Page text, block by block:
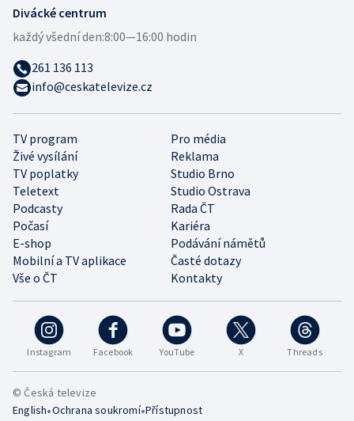
Instagram Facebook YouTube X Threads
TV program
Pro média
Živé vysílání
Reklama
TV poplatky
Studio Brno
Teletext
Studio Ostrava
Podcasty
Rada ČT
Počasí
Kariéra
E-shop
Podávání námětů
Mobilní a TV aplikace
Časté dotazy
Vše o ČT
Kontakty
Divácké centrum
každý všední den:8:00—16:00 hodin
261 136 113
info@ceskatelevize.cz
© Česká televize
English•Ochrana soukromí•Přístupnost